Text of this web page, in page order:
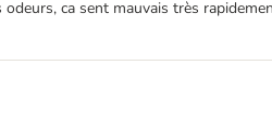
ca sent mauvais très